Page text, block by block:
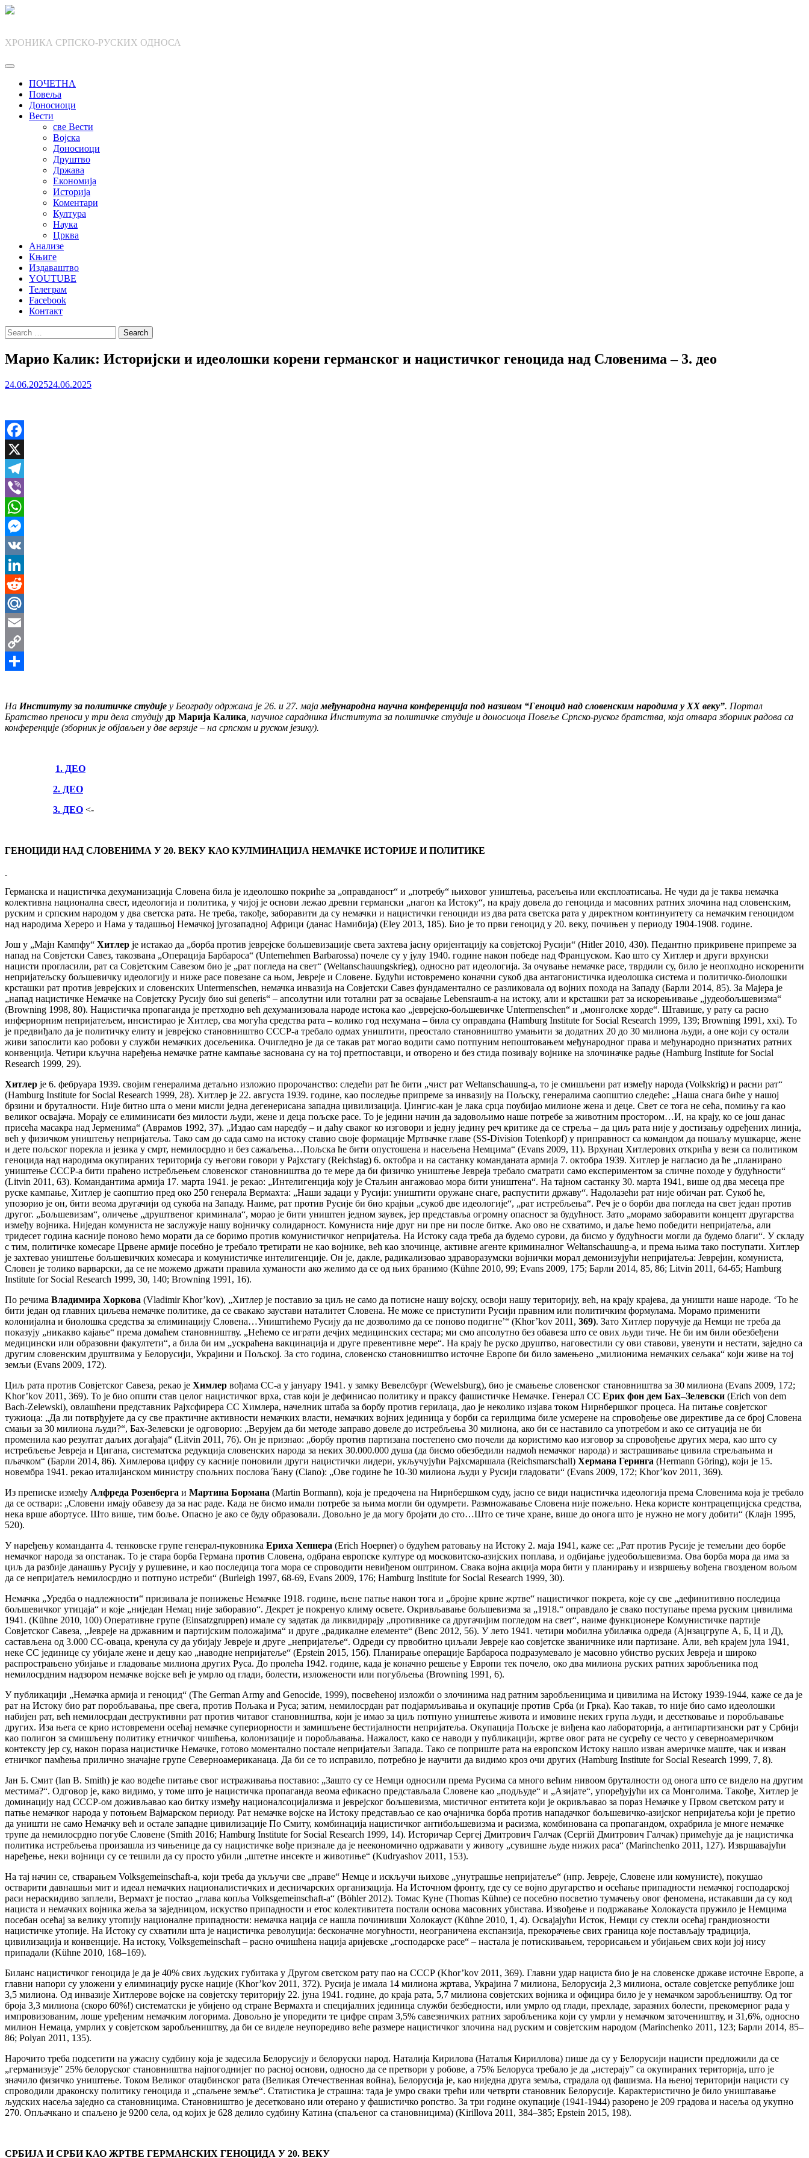
Skip
ХРОНИКА СРПСКО-РУСКИХ ОДНОСА
ПОЧЕТНА
Повеља
Доносиоци
Вести
све Вести
Војска
Доносиоци
Друштво
Држава
Економија
Историја
Коментари
Култура
Наука
Црква
Анализе
Књиге
Издаваштво
YOUTUBE
Телеграм
Facebook
Контакт
Search
for:
Марио Калик: Историјски и идеолошки корени германског и нацистичког геноцида над Словенима – 3. део
24.06.202524.06.2025
Facebook
X
Telegram
Viber
WhatsApp
Messenger
VK
LinkedIn
Reddit
Mail.Ru
Email
Copy
На Институту за политичке студије у Београду одржана је 26. и 27. мајамеђународна научна конференција под називом “Геноцид над словенским народима у XX веку”. Портал
Братство преноси у три дела студију др Марија Калика , научног сарадника Института за политичке студије и доносиоца Повеље Српско-руског братства, која отвара зборник радова са
конференције (зборник је објављен у две верзије – на српском и руском језику).
1. ДЕО
2. ДЕО
3. ДЕО <-
ГЕНОЦИДИ НАД СЛОВЕНИМА У 20. ВЕКУ КАО КУЛМИНАЦИЈА НЕМАЧКЕ ИСТОРИЈЕ И ПОЛИТИКЕ
Германска и нацистичка дехуманизација Словена била је идеолошко покриће за „оправданост“ и „потребу“ њиховог уништења, расељења или експлоатисања. Не чуди да је таква немачка
колективна национална свест, идеологија и политика, у чијој је основи лежао древни германски „нагон ка Истоку“, на крају довела до геноцида и масовних ратних злочина над словенским,
руским и српским народом у два светска рата. Не треба, такође, заборавити да су немачки и нацистички геноциди из два рата светска рата у директном континуитету са немачким геноцидом
над народима Хереро и Нама у тадашњој Немачкој југозападној Африци (данас Намибија) (Eley 2013, 185). Био је то први геноцид у 20. веку, почињен у периоду 1904-1908. године.
Још у „Мајн Кампфу“ Хитлер је истакао да „борба против јеврејске бољшевизације света захтева јасну оријентацију ка совјетској Русији“ (Hitler 2010, 430). Педантно прикривене припреме за
напад на Совјетски Савез, такозвана „Операција Барбароса“ (Unternehmen Barbarossa) почеле су у јулу 1940. године након победе над Француском. Као што су Хитлер и други врхунски
нацисти прогласили, рат са Совјетским Савезом био је „рат погледа на свет“ (Weltanschauungskrieg), односно рат идеологија. За очување немачке расе, тврдили су, било је неопходно искоренити
непријатељску бољшевичку идеологију и ниже расе повезане са њом, Јевреје и Словене. Будући истовремено коначни сукоб два антагонистичка идеолошка система и политичко-биолошки
крсташки рат против јеврејских и словенских Untermenschen, немачка инвазија на Совјетски Савез фундаментално се разликовала од војних похода на Западу (Барли 2014, 85). За Мајера је
„напад нацистичке Немачке на Совјетску Русију био sui generis“ – апсолутни или тотални рат за освајање Lebensraum-а на истоку, али и крсташки рат за искорењивање „јудеобољшевизма“
(Browning 1998, 80). Нацистичка пропаганда је претходно већ дехуманизовала народе истока као „јеврејско-бољшевичке Untermenschen“ и „монголске хорде“. Штавише, у рату са расно
инфериорним непријатељем, инсистирао је Хитлер, сва могућа средства рата – колико год нехумана – била су оправдана (Hamburg Institute for Social Research 1999, 139; Browning 1991, xxi). То
је предвиђало да је политичку елиту и јеврејско становништво СССР-а требало одмах уништити, преостало становништво умањити за додатних 20 до 30 милиона људи, а оне који су остали
живи запослити као робови у служби немачких досељеника. Очигледно је да се такав рат могао водити само потпуним непоштовањем међународног права и међународно признатих ратних
конвенција. Четири кључна наређења немачке ратне кампање заснована су на тој претпоставци, и отворено и без стида позивају војнике на злочиначке радње (Hamburg Institute for Social
Research 1999, 29).
Хитлер је 6. фебруара 1939. својим генералима детаљно изложио пророчанство: следећи рат ће бити „чист рат Weltanschauung-a, то је смишљени рат између народа (Volkskrig) и расни рат“
(Hamburg Institute for Social Research 1999, 28). Хитлер je 22. августа 1939. године, као последње припреме за инвазију на Пољску, генералима саопштио следеће: „Наша снага биће у нашој
брзини и бруталности. Није битно шта о мени мисли једна дегенерисана западна цивилизација. Џингис-кан je лака срца поубијао милионе жена и деце. Свет се тога не сећа, помињу га као
великог освајача. Морају се елиминисати без милости људи, жене и деца пољске расе. То je једини начин да задовољимо наше потребе за животним простором…И, на крају, ко се још данас
присећа масакра над Јерменима“ (Аврамов 1992, 37). „Издао сам наредбу – и даћу сваког ко изговори и једну једину реч критике да се стреља – да циљ рата није у достизању одређених линија,
већ у физичком уништењу непријатеља. Тако сам до сада само на истоку ставио своје формације Мртвачке главе (SS-Division Totenkopf) у приправност са командом да пошаљу мушкарце, жене
и дете пољског порекла и језика у смрт, немилосрдно и без сажаљења…Пољска ће бити опустошена и насељена Немцима“ (Еvans 2009, 11). Врхунац Хитлерових открића у вези са политиком
геноцида над народима окупираних територија су његови говори у Рајхстагу (Reichstag) 6. ​​октобра и на састанку команданата армија 7. октобра 1939. Хитлер је нагласио да ће „планирано
уништење СССР-а бити праћено истребљењем словенског становништва до те мере да би физичко уништење Јевреја требало сматрати само експериментом за сличне походе у будућности“
(Litvin 2011, 63). Командантима армија 17. марта 1941. је рекао: „Интелигенција коју је Стаљин ангажовао мора бити уништена“. На тајном састанку 30. марта 1941, више од два месеца пре
руске кампање, Хитлер је саопштио пред око 250 генерала Вермахта: „Наши задаци у Русији: уништити оружане снаге, распустити државу“. Надолазећи рат није обичан рат. Сукоб ће,
упозорио је он, бити веома другачији од сукоба на Западу. Наиме, рат против Русије би био крајњи „сукоб две идеологије“, „рат истребљења“. Реч је о борби два погледа на свет један против
другог. „Бољшевизам“, оличење „друштвеног криминала“, морао је бити уништен једном заувек, јер представља огромну опасност за будућност. Зато „морамо заборавити концепт другарства
између војника. Ниједан комуниста не заслужује нашу војничку солидарност. Комуниста није друг ни пре ни после битке. Ако ово не схватимо, и даље ћемо победити непријатеља, али
тридесет година касније поново ћемо морати да се боримо против комунистичког непријатеља. На Истоку сада треба да будемо сурови, да бисмо у будућносги могли да будемо благи“. У складу
с тим, политичке комесаре Црвене армије посебно је требало третирати не као војнике, већ као злочинце, активне агенте криминалног Weltanschauung-a, и према њима тако поступати. Хитлер
је захтевао уништење бољшевичких комесара и комунистичке интелигенције. Он је, дакле, радикализовао здраворазумски војнички морал демонизујући непријатеља: Јеврејин, комуниста,
Словен је толико варварски, да се не можемо држати правила хуманости ако желимо да се од њих бранимо (Kühne 2010, 99; Еvans 2009, 175; Барли 2014, 85, 86; Litvin 2011, 64-65; Hamburg
Institute for Social Research 1999, 30, 140; Browning 1991, 16).
По речима Владимира Хоркова (Vladimir Khor’kov), „Хитлер је поставио за циљ не само да потисне нашу војску, освоји нашу територију, већ, на крају крајева, да уништи наше народе. ‘То ће
бити један од главних циљева немачке политике, да се свакако заустави наталитет Словена. Не може се приступити Русији правним или политичким формулама. Морамо применити
колонијална и биолошка средства за елиминацију Словена…Уништићемо Русију да не дозволимо да се поново подигне’“ (Khor’kov 2011, 369). Зато Хитлер поручује да Немци не треба да
показују „никакво кајање“ према домаћем становништву. „Нећемо се играти дечјих медицинских сестара; ми смо апсолутно без обавеза што се ових људи тиче. Не би им били обезбеђени
медицински или образовни факултети“, а била би им „ускраћена вакцинација и друге превентивне мере“. На крају ће руско друштво, наговестили су ови ставови, увенути и нестати, заједно са
другим словенским друштвима у Белорусији, Украјини и Пољској. За сто година, словенско становништво источне Европе би било замењено „милионима немачких сељака“ који живе на тој
земљи (Еvans 2009, 172).
Циљ рата против Совјетског Савеза, рекао је Химлер вођама СС-а у јануару 1941. у замку Вевелсбург (Wewelsburg), био је смањење словенског становништва за 30 милиона (Еvans 2009, 172;
Khor’kov 2011, 369). То је био општи став целог нацистичког врха, став који је дефинисао политику и праксу фашистичке Немачке. Генерал СС Ерих фон дем Бах–Зелевски (Erich von dem
Bach-Zelewski), овлашћени представник Рајхсфирера СС Химлера, начелник штаба за борбу против герилаца, дао је неколико изјава током Нирнбершког процеса. На питање совјетског
тужиоца: „Да ли потврђујете да су све практичне активности немачких власти, немачких војних јединица у борби са герилцима биле усмерене на спровођење ове директиве да се број Словена
смањи за 30 милиона људи?“, Бах-Зелевски је одговорио: „Верујем да би методе заправо довеле до истребљења 30 милиона, ако би се наставило са употребом и ако се ситуација не би
променила као резултат даљих догађаја“ (Litvin 2011, 76). Он је признао: „борбу против партизана постепено смо почели да користимо као изговор за спровођење других мера, као што су
истребљење Јевреја и Цигана, систематска редукција словенских народа за неких 30.000.000 душа (да бисмо обезбедили надмоћ немачког народа) и застрашивање цивила стрељањима и
пљачком“ (Барли 2014, 86). Химлерова цифру су касније поновили други нацистички лидери, укључујући Рајхсмаршала (Reichsmarschall) Хермана Геринга (Hermann Göring), који је 15.
новембра 1941. рекао италијанском министру спољних послова Ћану (Ciano): „Ове године ће 10-30 милиона људи у Русији гладовати“ (Еvans 2009, 172; Khor’kov 2011, 369).
Из преписке између Алфреда Розенберга и Мартина Бормана (Martin Bormann), коja je предочена на Нирнбершком суду, јасно се види нацистичка идеологија према Словенима коja je требало
да се оствари: „Словени имају обавезу да за нас раде. Када не бисмо имали потребе за њима могли би одумрети. Размножавање Словена није пожељно. Нека користе контрацепцијска средства,
нека врше абортусе. Што више, тим боље. Опасно je ако се буду образовали. Довољно je да могу бројати до сто…Што се тиче хране, више до онога што je нужно не могу добити“ (Клајн 1995,
520).
У наређењу команданта 4. тенковске групе генерал-пуковника Ериха Хепнера (Erich Hoepner) о будућем ратовању на Истоку 2. маја 1941, каже се: „Рат против Русије је темељни део борбе
немачког народа за опстанак. То је стара борба Германа против Словена, одбрана европске културе од московитско-азијских поплава, и одбијање јудеобољшевизма. Ова борба мора да има за
циљ да разбије данашњу Русију у рушевине, и као последица тога мора се спроводити невиђеном оштрином. Свака војна акција мора бити у планирању и извршењу вођена гвозденом вољом
да се непријатељ немилосрдно и потпуно истреби“ (Burleigh 1997, 68-69, Еvans 2009, 176; Hamburg Institute for Social Research 1999, 30).
Немачка „Уредба о надлежности“ призивала је понижење Немачке 1918. године, њене патње након тога и „бројне крвне жртве“ нацистичког покрета, које су све „дефинитивно последица
бољшевичког утицаја“ и које „ниједан Немац није заборавио“. Декрет је покренуо климу освете. Окривљавање бољшевизма за „1918.“ оправдало је свако поступање према руским цивилима
1941. (Kühne 2010, 100) Оперативне групе (Einsatzgruppen) имале су задатак да ликвидирају „противнике са другачијим погледом на свет“, наиме функционере Комунистичке партије
Совјетског Савеза, „Јевреје на државним и партијским положајима“ и друге „радикалне елементе“ (Benc 2012, 56). У лето 1941. четири мобилна убилачка одреда (Ајнзацгрупе А, Б, Ц и Д),
састављена од 3.000 СС-оваца, кренула су да убијају Јевреје и друге „непријатеље“. Одреди су првобитно циљали Јевреје као совјетске званичнике или партизане. Али, већ крајем јула 1941,
неке СС јединице су убијале жене и децу као „наводне непријатеље“ (Epstein 2015, 156). Планирање операције Барбароса подразумевало је масовно убиство руских Јевреја и широко
распрострањено убијање и гладовање милиона других Руса. До пролећа 1942. године, када је коначно решење у Европи тек почело, око два милиона руских ратних заробљеника под
немилосрдним надзором немачке војске већ је умрло од глади, болести, изложености или погубљења (Browning 1991, 6).
У публикацији „Немачка армија и геноцид“ (The German Army and Genocide, 1999), посвећеној изложби о злочинима над ратним заробљеницима и цивилима на Истоку 1939-1944, каже се да је
рат на Истоку био рат поробљавања, пре свега, против Пољака и Руса; затим, немилосрдан рат подјармљивања и окупације против Срба (и Грка). Као такав, то није био само идеолошки
набијен рат, већ немилосрдан деструктивни рат против читавог становништва, који је имао за циљ потпуно уништење живота и имовине неких група људи, и десетковање и поробљавање
других. Иза њега се крио истовремени осећај немачке супериорности и замишљене бестијалности непријатеља. Окупација Пољске је виђена као лабораторија, а антипартизански рат у Србији
као полигон за смишљену политику етничког чишћења, колонизације и поробљавања. Нажалост, како се наводи у публикацији, жртве овог рата не сусрећу се често у северноамеричком
контексту јер су, након пораза нацистичке Немачке, готово моментално постале непријатељи Запада. Тако се поприште рата на европском Истоку нашло изван америчке маште, чак и изван
етничког памћења прилично значајне групе Северноамериканаца. Да би се то исправило, потребно је научити да видимо кроз очи других (Hamburg Institute for Social Research 1999, 7, 8).
Јан Б. Смит (Ian B. Smith) је као водеће питање свог истраживања поставио: „Зашто су се Немци односили према Русима са много већим нивоом бруталности од онога што се видело на другим
местима?“. Одговор је, како видимо, у томе што је нацистичка пропаганда веома ефикасно представљала Словене као „подљуде“ и „Азијате“, упоређујући их са Монголима. Такође, Хитлер је
доминацију над СССР-ом доживљавао као битку између националсоцијализма и јеврејског бољшевизма, мистичног ентитета који је окривљавао за пораз Немачке у Првом светском рату и
патње немачког народа у потоњем Вајмарском периоду. Рат немачке војске на Истоку представљао се као очајничка борба против нападачког бољшевичко-азијског непријатеља који је претио
да уништи не само Немачку већ и остале западне цивилизације По Смиту, комбинација нацистичког антибољшевизма и расизма, комбинована са пропагандом, охрабрила је многе немачке
трупе да немилосрдно погубе Словене (Smith 2016; Hamburg Institute for Social Research 1999, 14). Историчар Сергеј Дмитрович Галчак (Сергій Дмитрович Галчак) примећује да је нацистичкa
политика истребљења произашла из чињенице да су нацистичке вође признале да је неекономично одржавати у животу „сувишне људе нижих раса“ (Marinchenko 2011, 127). Извршавајући
наређење, неки војници су се тешили да су просто убили „штетне инсекте и животиње“ (Kudryashov 2011, 153).
На тај начин се, стварањем Volksgemeinschaft-а, који треба да укључи све „праве“ Немце и искључи њихове „унутрашње непријатеље“ (нпр. Јевреје, Словене или комунисте), покушао
остварити давнашњи мит и идеал немачких националистичких и десничарских организација. На Источном фронту, где су се војно другарство и осећање припадности немачкој господарској
раси нераскидиво заплели, Вермахт је постао „глава копља Volksgemeinschaft-a“ (Böhler 2012). Томас Куне (Thomas Kühne) се посебно посветио тумачењу овог феномена, истакавши да су код
нациста и немачких војника жеља за заједницом, искуство припадности и етос колективитета постали основа масовних убистава. Извођење и подржавање Холокауста пружило је Немцима
посебан осећај за велику утопију националне припадности: немачка нација се нашла починивши Холокауст (Kühne 2010, 1, 4). Освајајући Исток, Немци су стекли осећај грандиозности
нацистичке утопије. На Истоку су схватили шта је нацистичка револуција: бесконачне могућности, неограничена експанзија, прекорачење свих граница које постављају традиција,
цивилизација и конвенције. На истоку, Volksgemeinschaft – расно очишћена нација аријевске „господарске расе“ – настала је потискивањем, терорисањем и убијањем свих који јој нису
припадали (Kühne 2010, 168–169).
Биланс нацистичког геноцида је да је 40% свих људских губитака у Другом светском рату пао на СССР (Khor’kov 2011, 369). Главни удар нациста био је на словенске државе источне Европе, а
главни напори су уложени у елиминацију руске нације (Khor’kov 2011, 372). Русија је имала 14 милиона жртава, Украјина 7 милиона, Белорусија 2,3 милиона, остале совјетске републике још
3,5 милиона. Од инвазије Хитлерове војске на совјетску територију 22. јуна 1941. године, до краја рата, 5,7 милиона совјетских војника и официра било је у немачком заробљеништву. Од тог
броја 3,3 милиона (скоро 60%!) систематски је убијено од стране Вермахта и специјалних јединица служби безбедности, или умрло од глади, прехладе, заразних болести, прекомерног рада у
импровизованим, лоше уређеним немачким логорима. Довољно је упоредити те цифре спрам 3,5% савезничких ратних заробљеника који су умрли у немачком заточеништву, и 31,6%, односно
милион Немаца, умрлих у совјетском заробљеништву, да би се виделе неупоредиво веће размере нацистичког злочина над руским и совјетским народом (Marinchenko 2011, 123; Барли 2014, 85–
86; Polyan 2011, 135).
Нарочито треба подсетити на ужасну судбину која је задесила Белорусију и белоруски народ. Наталија Кирилова (Наталья Кириллова) пише да су у Белорусији нацисти предложили да се
„германизује” 25% белоруског становништва најпогоднијег по расној основи, односно да се претвори у робове, а 75% Белоруса требало је да „истерају” са окупираних територија, што је
значило физичко уништење. Током Великог отаџбинског рата (Великая Отечественная война), Белорусија је, као ниједна друга земља, страдала од фашизма. На њеној територији нацисти су
спроводили драконску политику геноцида и „спаљене земље“. Статистика је страшна: тада је умро сваки трећи или четврти становник Белорусије. Карактеристично је било уништавање
људских насеља заједно са становницима. Становништво је десетковано или отерано у фашистичко ропство. За три године окупације (1941-1944) разорено је 209 градова и насеља од укупно
270. Опљачкано и спаљено је 9200 села, од којих је 628 делило судбину Катина (спаљеног са становницима) (Kirillova 2011, 384–385; Epstein 2015, 198).
СРБИЈА И СРБИ КАО ЖРТВЕ ГЕРМАНСКИХ ГЕНОЦИДА У 20. ВЕКУ